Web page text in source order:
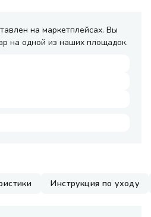
на маркетплейсах. Вы
на одной из наших площадок.
Инструкция по уходу